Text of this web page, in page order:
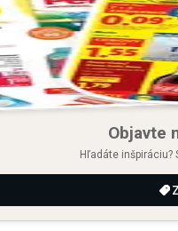
Objavte
Hľadáte inšpiráciu?